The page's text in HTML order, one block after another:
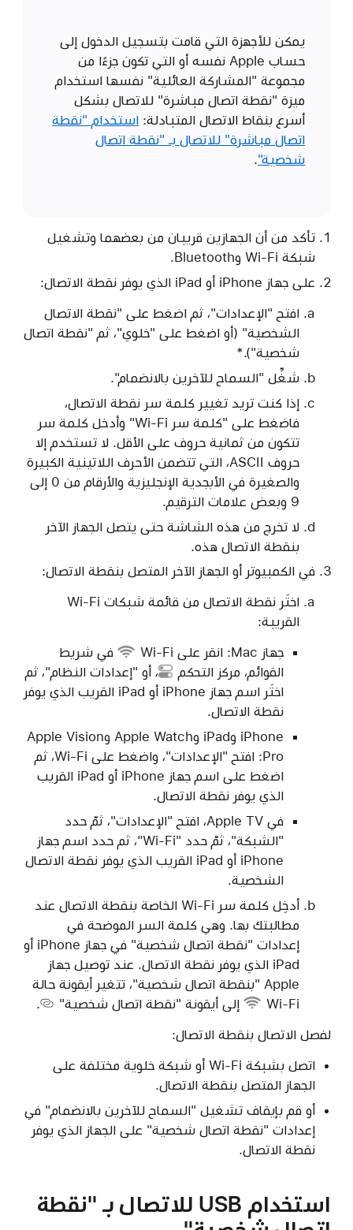
يمكن للأجهزة التي قامت بتسجيل الدخول إلى
حساب Apple نفسه أو التي تكون جزءًا من
مجموعة "المشاركة العائلية" نفسها استخدام
ميزة "نقطة اتصال مباشرة" للاتصال بشكل
أسرع بنقاط الاتصال المتبادلة: استخدام "نقطة
اتصال مباشرة" للاتصال بـ "نقطة اتصال
شخصية".
تأكد من أن الجهازين قريبان من بعضهما وتشغيل
شبكة Wi-Fi وBluetooth.
على جهاز iPhone أو iPad الذي يوفر نقطة الاتصال:
افتح "الإعدادات"، ثم اضغط على "نقطة الاتصال
الشخصية" (أو اضغط على "خلوي"، ثم "نقطة اتصال
شخصية").*
شغِّل "السماح للآخرين بالانضمام".
إذا كنت تريد تغيير كلمة سر نقطة الاتصال،
فاضغط على "كلمة سر Wi-Fi" وأدخل كلمة سر
تتكون من ثمانية حروف على الأقل. لا تستخدم إلا
حروف ASCII، التي تتضمن الأحرف اللاتينية الكبيرة
والصغيرة في الأبجدية الإنجليزية والأرقام من 0 إلى
9 وبعض علامات الترقيم.
لا تخرج من هذه الشاشة حتى يتصل الجهاز الآخر
بنقطة الاتصال هذه.
في الكمبيوتر أو الجهاز الآخر المتصل بنقطة الاتصال:
اختَر نقطة الاتصال من قائمة شبكات Wi-Fi
القريبة:
جهاز Mac: انقر على
Wi-Fi
في شريط
القوائم، مركز التحكم
، أو "إعدادات النظام"، ثم
اختَر اسم جهاز iPhone أو iPad القريب الذي يوفر
نقطة الاتصال.
iPhone وiPad وApple Watch وApple Vision
Pro: افتح "الإعدادات"، واضغط على Wi-Fi، ثم
اضغط على اسم جهاز iPhone أو iPad القريب
الذي يوفر نقطة الاتصال.
في Apple TV، افتح "الإعدادات"، ثمّ حدد
"الشبكة"، ثمّ حدد "Wi-Fi"، ثم حدد اسم جهاز
iPhone أو iPad القريب الذي يوفر نقطة الاتصال
الشخصية.
أدخِل كلمة سر Wi-Fi الخاصة بنقطة الاتصال عند
مطالبتك بها. وهي كلمة السر الموضحة في
إعدادات "نقطة اتصال شخصية" في جهاز iPhone أو
iPad الذي يوفر نقطة الاتصال. عند توصيل جهاز
Apple "بنقطة اتصال شخصية"، تتغير
أيقونة حالة
Wi-Fi
إلى أيقونة "نقطة اتصال شخصية"
.
لفصل الاتصال بنقطة الاتصال:
اتصل بشبكة Wi-Fi أو شبكة خلوية مختلفة على
الجهاز المتصل بنقطة الاتصال.
أو قم بإيقاف تشغيل "السماح للآخرين بالانضمام" في
إعدادات "نقطة اتصال شخصية" على الجهاز الذي يوفر
نقطة الاتصال.
استخدام USB للاتصال بـ "نقطة